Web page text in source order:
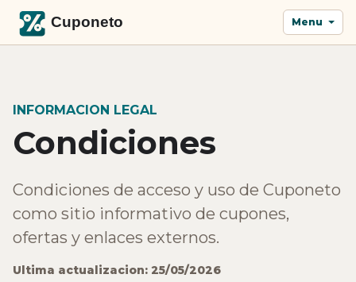
Menu
INFORMACION LEGAL
Condiciones
Condiciones de acceso y uso de Cuponeto
como sitio informativo de cupones,
ofertas y enlaces externos.
Ultima actualizacion: 25/05/2026